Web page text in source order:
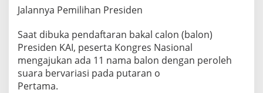
Jalannya Pemilihan Presiden
Saat dibuka pendaftaran bakal calon (balon)
Presiden KAI, peserta Kongres Nasional
mengajukan ada 11 nama balon dengan peroleh
suara bervariasi pada putaran o
Pertama.